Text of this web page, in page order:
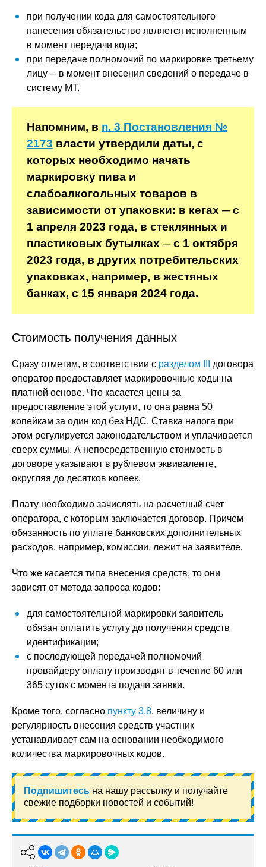
при получении кода для самостоятельного
нанесения обязательство является исполненным
в момент передачи кода;
при передаче полномочий по маркировке третьему
лицу ─ в момент внесения сведений о передаче в
систему МТ.
Напомним, в п. 3 Постановления №
2173 власти утвердили даты, с
которых необходимо начать
маркировку пива и
слабоалкогольных товаров в
зависимости от упаковки: в кегах ─ с
1 апреля 2023 года, в стеклянных и
пластиковых бутылках ─ с 1 октября
2023 года, в других потребительских
упаковках, например, в жестяных
банках, с 15 января 2024 года.
Стоимость получения данных
Сразу отметим, в соответствии с разделом III
договора
оператор предоставляет маркировочные коды на
платной основе. Что касается цены за
предоставление этой услуги, то она равна 50
копейкам за один код без НДС. Ставка налога при
этом регулируется законодательством и уплачивается
сверх суммы. А непосредственную стоимость в
договоре указывают в рублевом эквиваленте,
округляя до десятков копеек.
Плату необходимо зачислять на расчетный счет
оператора, с которым заключается договор. Причем
обязанность по уплате банковских дополнительных
расходов, например, комиссии, лежит на заявителе.
Что же касается типа внесения средств, то они
зависят от метода запроса кодов:
для самостоятельной маркировки заявитель
обязан оплатить услугу до получения средств
идентификации;
с последующей передачей полномочий
провайдеру оплату производят в течение 60 или
365 суток с момента подачи заявки.
Кроме того, согласно пункту 3.8, величину и
регулярность внесения средств участник
устанавливает сам на основании необходимого
количества маркировочных кодов.
Подпишитесь на нашу рассылку и получайте
свежие подборки новостей и событий!